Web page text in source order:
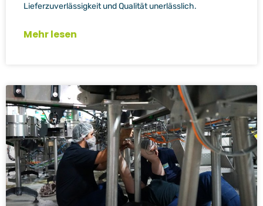
Lieferzuverlässigkeit und Qualität unerlässlich.
Mehr lesen